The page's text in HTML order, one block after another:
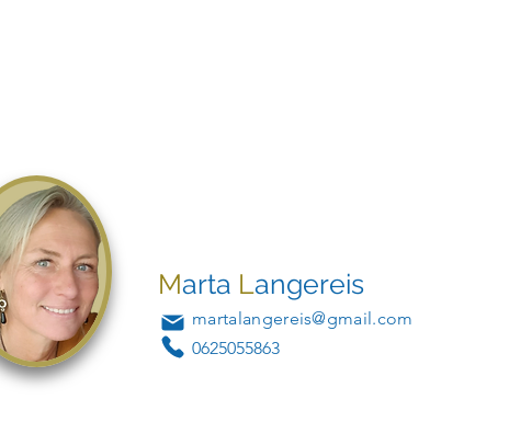
Marta Langereis
martalangereis@gmail.com
0625055863